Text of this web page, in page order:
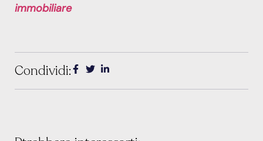
immobiliare
Condividi: